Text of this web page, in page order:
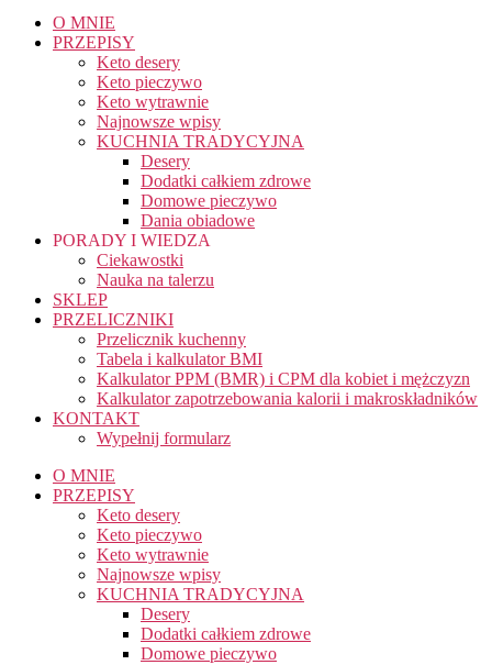
O MNIE
PRZEPISY
Keto desery
Keto pieczywo
Keto wytrawnie
Najnowsze wpisy
KUCHNIA TRADYCYJNA
Desery
Dodatki całkiem zdrowe
Domowe pieczywo
Dania obiadowe
PORADY I WIEDZA
Ciekawostki
Nauka na talerzu
SKLEP
PRZELICZNIKI
Przelicznik kuchenny
Tabela i kalkulator BMI
Kalkulator PPM (BMR) i CPM dla kobiet i mężczyzn
Kalkulator zapotrzebowania kalorii i makroskładników
KONTAKT
Wypełnij formularz
O MNIE
PRZEPISY
Keto desery
Keto pieczywo
Keto wytrawnie
Najnowsze wpisy
KUCHNIA TRADYCYJNA
Desery
Dodatki całkiem zdrowe
Domowe pieczywo